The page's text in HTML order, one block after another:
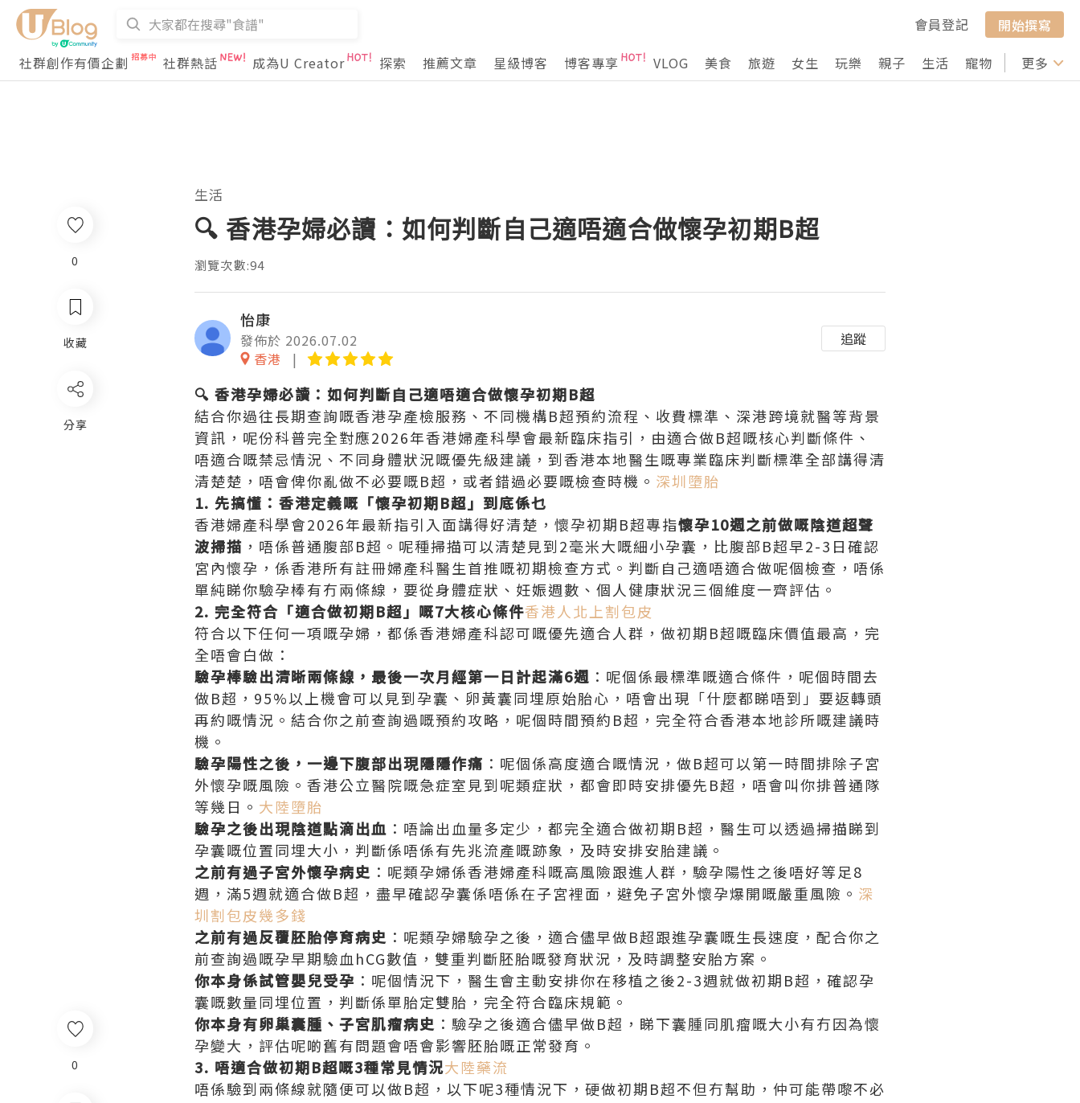
會員登記
開始撰寫
社群創作有價企劃
社群熱話 成為U Creator 探索 推薦文章 星級博客 博客專享 VLOG 美食 旅遊 女生 玩樂 親子 生活 寵物 行山 打卡
更多
0
生活
🔍 香港孕婦必讀：如何判斷自己適唔適合做懷孕初期B超
瀏覽次數:94
怡康
發佈於 2026.07.02
香港
追蹤
🔍 香港孕婦必讀：如何判斷自己適唔適合做懷孕初期B超
結合你過往長期查詢嘅香港孕產檢服務、不同機構B超預約流程、收費標準、深港跨境就醫等背景
資訊，呢份科普完全對應2026年香港婦產科學會最新臨床指引，由適合做B超嘅核心判斷條件、
唔適合嘅禁忌情況、不同身體狀況嘅優先級建議，到香港本地醫生嘅專業臨床判斷標準全部講得清
清楚楚，唔會俾你亂做不必要嘅B超，或者錯過必要嘅檢查時機。 深圳墮胎
1. 先搞懂：香港定義嘅「懷孕初期B超」到底係乜
香港婦產科學會2026年最新指引入面講得好清楚，懷孕初期B超專指‌懷孕10週之前做嘅陰道超聲
波掃描 ‌，唔係普通腹部B超。呢種掃描可以清楚見到2毫米大嘅細小孕囊，比腹部B超早2-3日確認
宮內懷孕，係香港所有註冊婦產科醫生首推嘅初期檢查方式。判斷自己適唔適合做呢個檢查，唔係
單純睇你驗孕棒有冇兩條線，要從身體症狀、妊娠週數、個人健康狀況三個維度一齊評估。
2. 完全符合「適合做初期B超」嘅7大核心條件香港人北上割包皮
符合以下任何一項嘅孕婦，都係香港婦產科認可嘅優先適合人群，做初期B超嘅臨床價值最高，完
全唔會白做：
驗孕棒驗出清晰兩條線，最後一次月經第一日計起滿6週 ‌：呢個係最標準嘅適合條件，呢個時間去
做B超，95%以上機會可以見到孕囊、卵黃囊同埋原始胎心，唔會出現「什麼都睇唔到」要返轉頭
再約嘅情況。結合你之前查詢過嘅預約攻略，呢個時間預約B超，完全符合香港本地診所嘅建議時
機。
驗孕陽性之後，一邊下腹部出現隱隱作痛 ‌：呢個係高度適合嘅情況，做B超可以第一時間排除子宮
外懷孕嘅風險。香港公立醫院嘅急症室見到呢類症狀，都會即時安排優先B超，唔會叫你排普通隊
等幾日。 大陸墮胎
驗孕之後出現陰道點滴出血 ‌：唔論出血量多定少，都完全適合做初期B超，醫生可以透過掃描睇到
孕囊嘅位置同埋大小，判斷係唔係有先兆流產嘅跡象，及時安排安胎建議。
之前有過子宮外懷孕病史 ‌：呢類孕婦係香港婦產科嘅高風險跟進人群，驗孕陽性之後唔好等足8
週，滿5週就適合做B超，盡早確認孕囊係唔係在子宮裡面，避免子宮外懷孕爆開嘅嚴重風險。 深
圳割包皮幾多錢
之前有過反覆胚胎停育病史 ‌：呢類孕婦驗孕之後，適合儘早做B超跟進孕囊嘅生長速度，配合你之
前查詢過嘅孕早期驗血hCG數值，雙重判斷胚胎嘅發育狀況，及時調整安胎方案。
你本身係試管嬰兒受孕 ‌：呢個情況下，醫生會主動安排你在移植之後2-3週就做初期B超，確認孕
囊嘅數量同埋位置，判斷係單胎定雙胎，完全符合臨床規範。
你本身有卵巢囊腫、子宮肌瘤病史 ‌：驗孕之後適合儘早做B超，睇下囊腫同肌瘤嘅大小有冇因為懷
孕變大，評估呢啲舊有問題會唔會影響胚胎嘅正常發育。
3. 唔適合做初期B超嘅3種常見情況大陸藥流
唔係驗到兩條線就隨便可以做B超，以下呢3種情況下，硬做初期B超不但冇幫助，仲可能帶嚟不必
0
收藏
分享